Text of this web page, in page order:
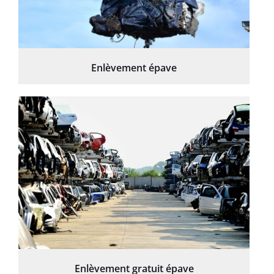
Enlèvement épave
Enlèvement gratuit épave